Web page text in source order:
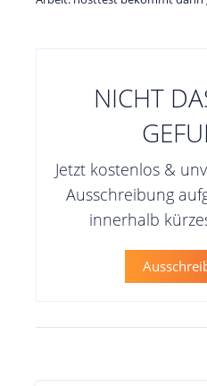
NICHT
Jetzt kostenlos &
Ausschreibung
innerhalb